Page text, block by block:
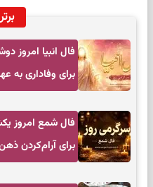
برای وفاداری به
برای آرام‌کردن